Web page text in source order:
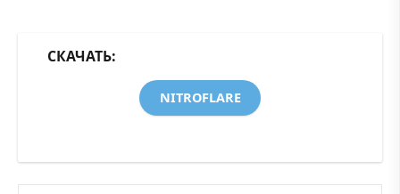
СКАЧАТЬ:
NITROFLARE